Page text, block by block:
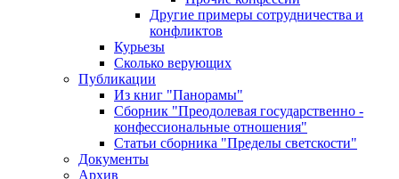
Другие примеры сотрудничества и
конфликтов
Курьезы
Сколько верующих
Публикации
Из книг "Панорамы"
Сборник "Преодолевая государственно -
конфессиональные отношения"
Статьи сборника "Пределы светскости"
Документы
Архив